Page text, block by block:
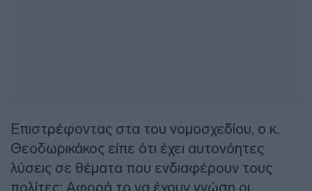
Επιστρέφοντας στα του νομοσχεδίου, ο κ.
Θεοδωρικάκος είπε ότι έχει αυτονόητες
λύσεις σε θέματα που ενδιαφέρουν τους
πολίτες: Αφορά το να έχουν γνώση οι